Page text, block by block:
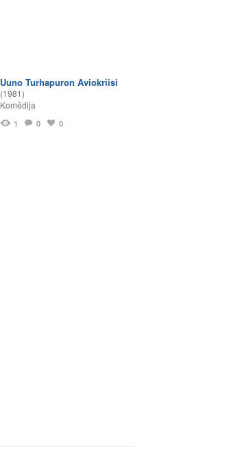
Uuno Turhapuron Aviokriisi
(1981)
Komēdija
1 0 0